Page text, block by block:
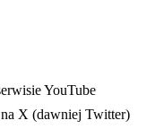
YouTube
X (dawniej Twitter)